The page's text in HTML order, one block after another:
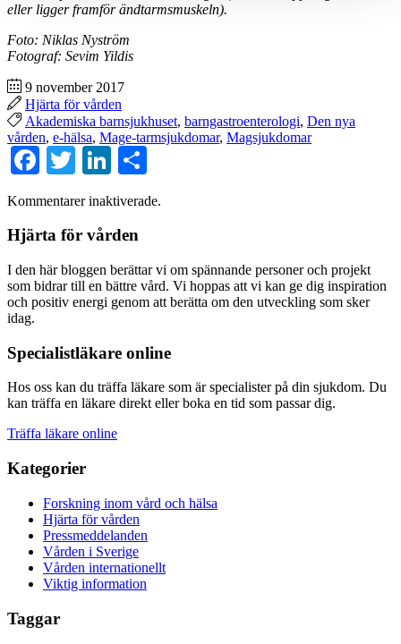
eller ligger framför ändtarmsmuskeln).
Foto: Niklas Nyström
Fotograf: Sevim Yildis
9 november 2017
Hjärta för vården
Akademiska barnsjukhuset, barngastroenterologi, Den nya
vården, e-hälsa, Mage-tarmsjukdomar, Magsjukdomar
Facebook
TwitterLinkedIn
Kommentarer inaktiverade.
Hjärta för vården
I den här bloggen berättar vi om spännande personer och projekt
som bidrar till en bättre vård. Vi hoppas att vi kan ge dig inspiration
och positiv energi genom att berätta om den utveckling som sker
idag.
Specialistläkare online
Hos oss kan du träffa läkare som är specialister på din sjukdom. Du
kan träffa en läkare direkt eller boka en tid som passar dig.
Träffa läkare online
Kategorier
Forskning inom vård och hälsa
Hjärta för vården
Pressmeddelanden
Vården i Sverige
Vården internationellt
Viktig information
Taggar